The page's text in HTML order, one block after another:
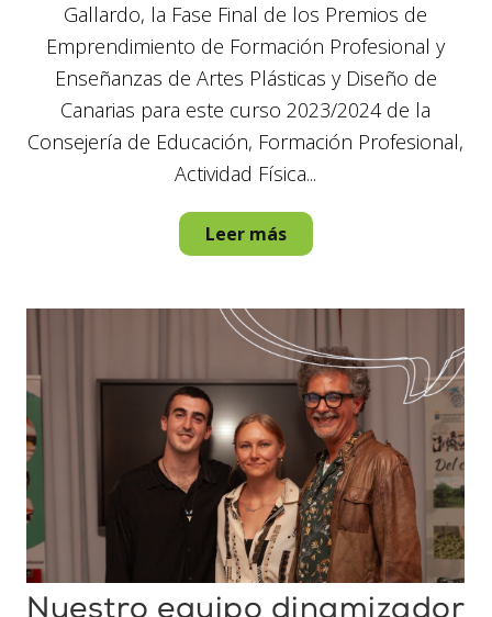
Gallardo, la Fase Final de los Premios de
Emprendimiento de Formación Profesional y
Enseñanzas de Artes Plásticas y Diseño de
Canarias para este curso 2023/2024 de la
Consejería de Educación, Formación Profesional,
Actividad Física...
Leer más